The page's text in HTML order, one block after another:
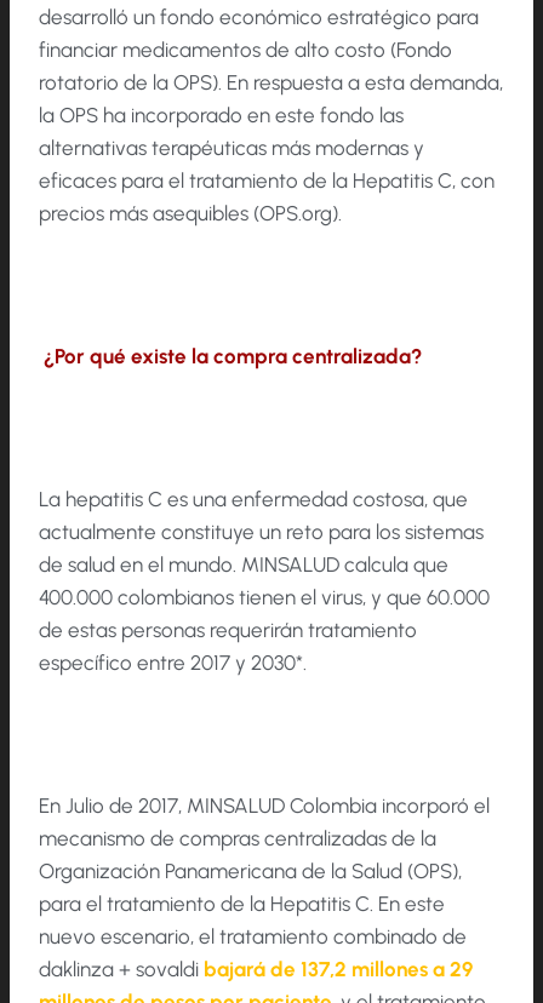
desarrolló un fondo económico estratégico para
financiar medicamentos de alto costo (Fondo
rotatorio de la OPS). En respuesta a esta demanda,
la OPS ha incorporado en este fondo las
alternativas terapéuticas más modernas y
eficaces para el tratamiento de la Hepatitis C, con
precios más asequibles (OPS.org).
¿Por qué existe la compra centralizada?
La hepatitis C es una enfermedad costosa, que
actualmente constituye un reto para los sistemas
de salud en el mundo. MINSALUD calcula que
400.000 colombianos tienen el virus, y que 60.000
de estas personas requerirán tratamiento
específico entre 2017 y 2030*.
En Julio de 2017, MINSALUD Colombia incorporó el
mecanismo de compras centralizadas de la
Organización Panamericana de la Salud (OPS),
para el tratamiento de la Hepatitis C. En este
nuevo escenario, el tratamiento combinado de
daklinza + sovaldi bajará de 137,2 millones a 29